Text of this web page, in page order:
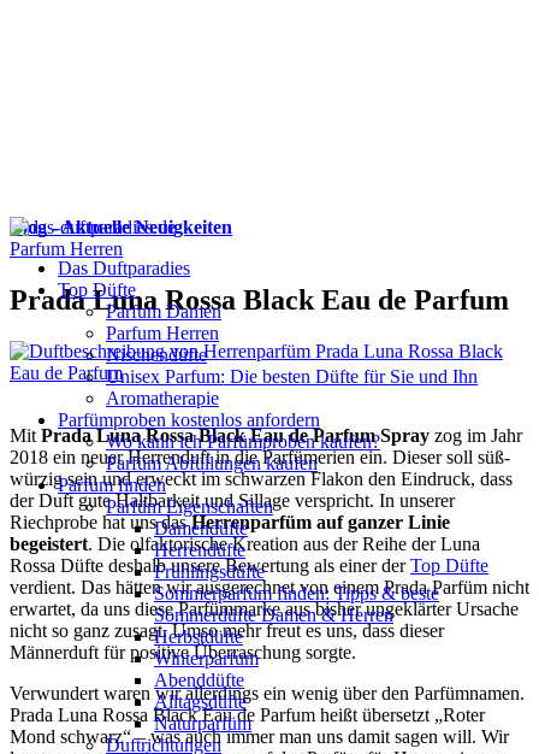
Das Duftparadies
Top Düfte
Parfum Damen
Parfum Herren
Nischendüfte
Unisex Parfum: Die besten Düfte für Sie und Ihn
Aromatherapie
Parfümproben kostenlos anfordern
Wo kann ich Parfümproben kaufen?
Parfüm Abfüllungen kaufen
Parfum finden
Parfüm Eigenschaften
Damendüfte
Herrendüfte
Frühlingsdüfte
Sommerparfum finden: Tipps & beste
Sommerdüfte Damen & Herren
Herbstdüfte
Winterparfum
Abenddüfte
Alltagsdüfte
Naturparfüm
Duftrichtungen
Blog - Aktuelle Neuigkeiten
Parfum Herren
Prada Luna Rossa Black Eau de Parfum
Mit Prada Luna Rossa Black Eau de Parfum Spray zog im Jahr
2018 ein neuer Herrenduft in die Parfümerien ein. Dieser soll süß-
würzig sein und erweckt im schwarzen Flakon den Eindruck, dass
der Duft gute Haltbarkeit und Sillage verspricht. In unserer
Riechprobe hat uns dasHerrenparfüm auf ganzer Linie
begeistert. Die olfaktorische Kreation aus der Reihe der Luna
Rossa Düfte deshalb unsere Bewertung als einer derTop Düfte
verdient. Das hätten wir ausgerechnet von einem Prada Parfüm nicht
erwartet, da uns diese Parfümmarke aus bisher ungeklärter Ursache
nicht so ganz zusagt. Umso mehr freut es uns, dass dieser
Männerduft für positive Überraschung sorgte.
Verwundert waren wir allerdings ein wenig über den Parfümnamen.
Prada Luna Rossa Black Eau de Parfum heißt übersetzt „Roter
Mond schwarz“ – was auch immer man uns damit sagen will. Wir